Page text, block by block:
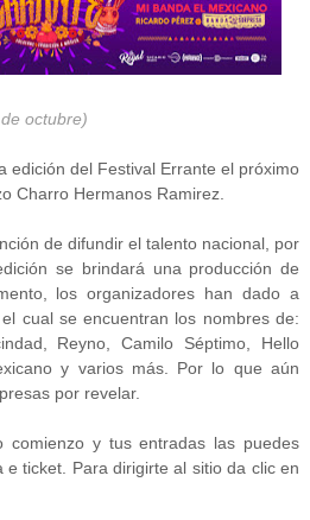
octubre)
edición del Festival Errante el próximo
Charro Hermanos Ramirez.
de difundir el talento nacional, por
se brindará una producción de
los organizadores han dado a
cual se encuentran los nombres de:
Reyno, Camilo Séptimo, Hello
y varios más. Por lo que aún
por revelar.
y tus entradas las puedes
ticket. Para dirigirte al sitio da clic en